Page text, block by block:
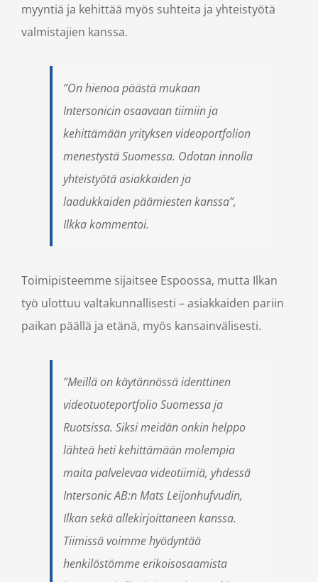
myyntiä ja kehittää myös suhteita ja yhteistyötä
valmistajien kanssa.
”On hienoa päästä mukaan
Intersonicin osaavaan tiimiin ja
kehittämään yrityksen videoportfolion
menestystä Suomessa. Odotan innolla
yhteistyötä asiakkaiden ja
laadukkaiden päämiesten kanssa”,
Ilkka kommentoi.
Toimipisteemme sijaitsee Espoossa, mutta Ilkan
työ ulottuu valtakunnallisesti – asiakkaiden pariin
paikan päällä ja etänä, myös kansainvälisesti.
”Meillä on käytännössä identtinen
videotuoteportfolio Suomessa ja
Ruotsissa. Siksi meidän onkin helppo
lähteä heti kehittämään molempia
maita palvelevaa videotiimiä, yhdessä
Intersonic AB:n Mats Leijonhufvudin,
Ilkan sekä allekirjoittaneen kanssa.
Tiimissä voimme hyödyntää
henkilöstömme erikoisosaamista